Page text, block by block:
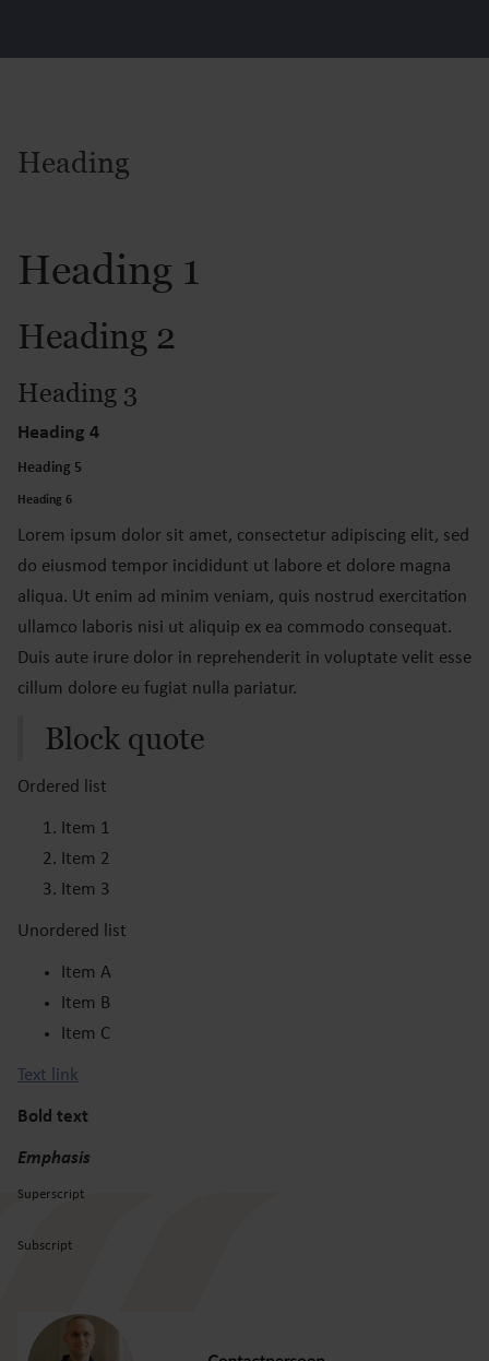
Heading
Heading 1
Heading 2
Heading 3
Heading 4
Heading 5
Heading 6
Lorem ipsum dolor sit amet, consectetur adipiscing elit, sed
do eiusmod tempor incididunt ut labore et dolore magna
aliqua. Ut enim ad minim veniam, quis nostrud exercitation
ullamco laboris nisi ut aliquip ex ea commodo consequat.
Duis aute irure dolor in reprehenderit in voluptate velit esse
cillum dolore eu fugiat nulla pariatur.
Block quote
Ordered list
Item 1
Item 2
Item 3
Unordered list
Item A
Item B
Item C
Text link
Bold text
Emphasis
Superscript
Subscript